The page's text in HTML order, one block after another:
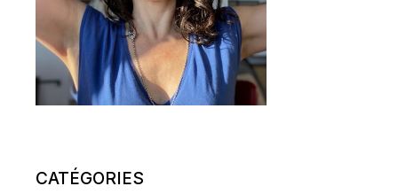
CATÉGORIES